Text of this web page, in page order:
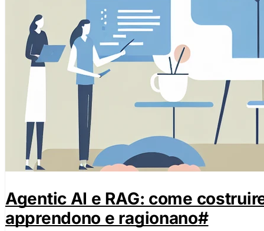
Agentic AI e RAG: come
apprendono e ragionano#